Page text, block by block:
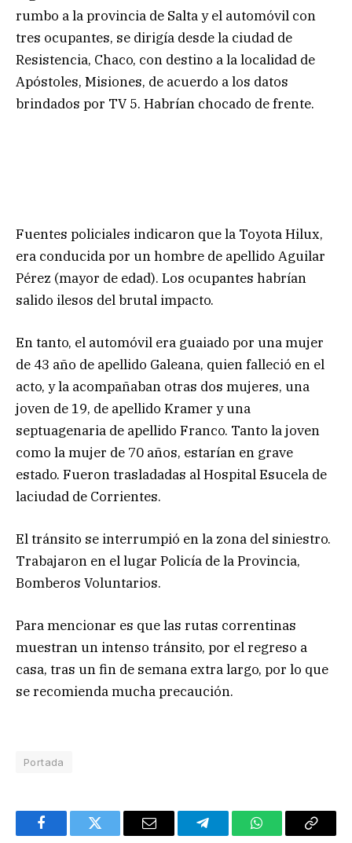
rumbo a la provincia de Salta y el automóvil con
tres ocupantes, se dirigía desde la ciudad de
Resistencia, Chaco, con destino a la localidad de
Apóstoles, Misiones, de acuerdo a los datos
brindados por TV 5. Habrían chocado de frente.
Fuentes policiales indicaron que la Toyota Hilux,
era conducida por un hombre de apellido Aguilar
Pérez (mayor de edad). Los ocupantes habrían
salido ilesos del brutal impacto.
En tanto, el automóvil era guaiado por una mujer
de 43 año de apellido Galeana, quien falleció en el
acto, y la acompañaban otras dos mujeres, una
joven de 19, de apellido Kramer y una
septuagenaria de apellido Franco. Tanto la joven
como la mujer de 70 años, estarían en grave
estado. Fueron trasladadas al Hospital Esucela de
laciudad de Corrientes.
El tránsito se interrumpió en la zona del siniestro.
Trabajaron en el lugar Policía de la Provincia,
Bomberos Voluntarios.
Para mencionar es que las rutas correntinas
muestran un intenso tránsito, por el regreso a
casa, tras un fin de semana extra largo, por lo que
se recomienda mucha precaución.
Portada
FacebookTwitter Email TelegramWhatsAppCopy